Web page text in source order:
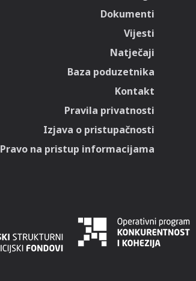
Dokumenti
Vijesti
Natječaji
Baza poduzetnika
Kontakt
Pravila privatnosti
Izjava o pristupačnosti
Pravo na pristup informacijama